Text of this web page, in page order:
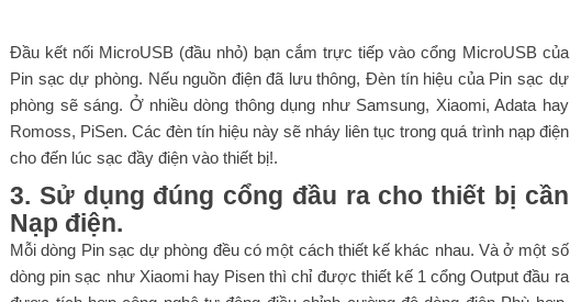
Đầu kết nối MicroUSB (đầu nhỏ) bạn cắm trực tiếp vào cổng MicroUSB của
Pin sạc dự phòng. Nếu nguồn điện đã lưu thông, Đèn tín hiệu của Pin sạc dự
phòng sẽ sáng. Ở nhiều dòng thông dụng như Samsung, Xiaomi, Adata hay
Romoss, PiSen. Các đèn tín hiệu này sẽ nháy liên tục trong quá trình nạp điện
cho đến lúc sạc đầy điện vào thiết bị!.
3. Sử dụng đúng cổng đầu ra cho thiết bị cần
Nạp điện.
Mỗi dòng Pin sạc dự phòng đều có một cách thiết kế khác nhau. Và ở một số
dòng pin sạc như Xiaomi hay Pisen thì chỉ được thiết kế 1 cổng Output đầu ra